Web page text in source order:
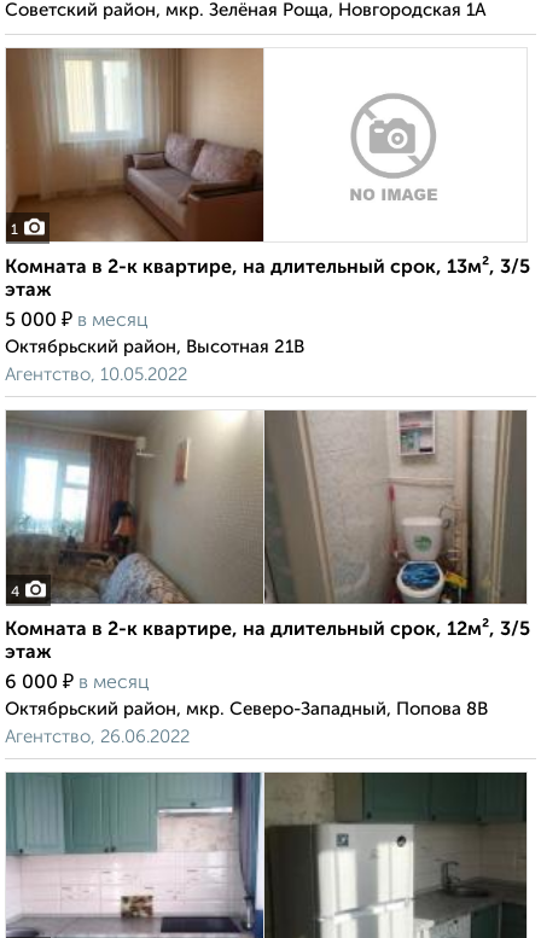
Советский район, мкр. Зелёная Роща, Новгородская 1А
1
Комната в 2-к квартире, на длительный срок, 13м², 3/5
этаж
5 000 ₽ в месяц
Октябрьский район, Высотная 21В
Агентство, 10.05.2022
4
Комната в 2-к квартире, на длительный срок, 12м², 3/5
этаж
6 000 ₽ в месяц
Октябрьский район, мкр. Северо-Западный, Попова 8В
Агентство, 26.06.2022